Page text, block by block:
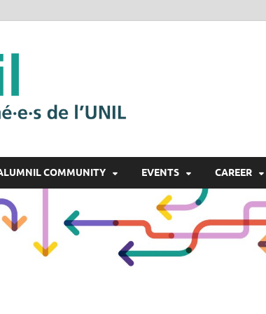
COMMUNITY EVENTS CAREER